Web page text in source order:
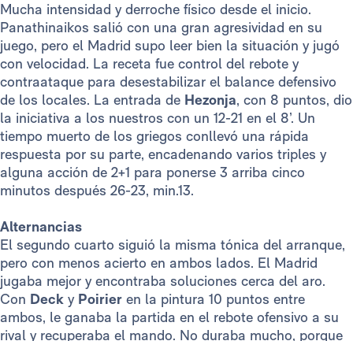
Mucha intensidad y derroche físico desde el inicio.
Panathinaikos salió con una gran agresividad en su
juego, pero el Madrid supo leer bien la situación y jugó
con velocidad. La receta fue control del rebote y
contraataque para desestabilizar el balance defensivo
de los locales. La entrada de Hezonja, con 8 puntos, dio
la iniciativa a los nuestros con un 12-21 en el 8’. Un
tiempo muerto de los griegos conllevó una rápida
respuesta por su parte, encadenando varios triples y
alguna acción de 2+1 para ponerse 3 arriba cinco
minutos después 26-23, min.13.
Alternancias
El segundo cuarto siguió la misma tónica del arranque,
pero con menos acierto en ambos lados. El Madrid
jugaba mejor y encontraba soluciones cerca del aro.
Con Deck y Poirier en la pintura 10 puntos entre
ambos, le ganaba la partida en el rebote ofensivo a su
rival y recuperaba el mando. No duraba mucho, porque